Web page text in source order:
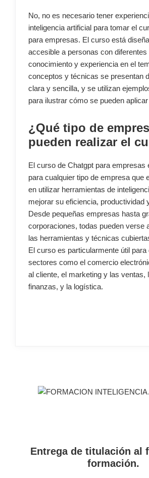
No, no es necesario tener
inteligencia artificial para tomar el
para empresas. El curso está
accesible a personas con diferentes
conocimiento y experiencia en el
conceptos y técnicas se presentan
clara y sencilla, y se utilizan
para ilustrar cómo se pueden
¿Qué tipo de
pueden realizar el
El curso de Chatgpt para empresas
para cualquier tipo de empresa que
en utilizar herramientas de
mejorar su eficiencia, productividad
Desde pequeñas empresas hasta
corporaciones, todas pueden verse
las herramientas y técnicas
El curso es particularmente útil
sectores como el comercio
al cliente, el marketing y las ventas,
finanzas, y la logística.
Entrega de titulación al
formación.